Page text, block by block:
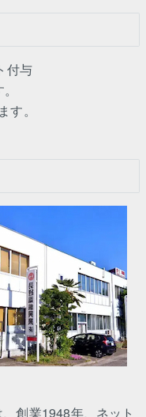
付与
。
創業1948年、ネット